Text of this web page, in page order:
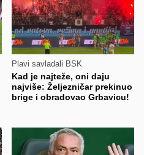
Plavi savladali BSK
Kad je najteže, oni daju
najviše: Željezničar prekinuo
brige i obradovao Grbavicu!